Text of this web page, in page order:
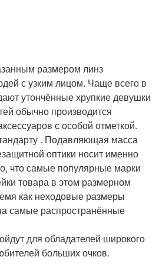
размером линз
с узким лицом. Чаще всего в
утончённые хрупкие девушки
обычно производится
с особой отметкой.
. Подавляющая масса
оптики носит именно
что самые популярные марки
товара в этом размерном
как неходовые размеры
самые распространённые
для обладателей широкого
больших очков.